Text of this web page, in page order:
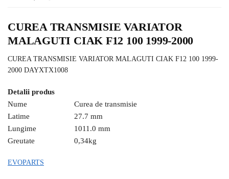
CUREA TRANSMISIE VARIATOR
MALAGUTI CIAK F12 100 1999-2000
CUREA TRANSMISIE VARIATOR MALAGUTI CIAK F12 100 1999-
2000 DAYXTX1008
Detalii produs
Nume
Curea de transmisie
Latime
27.7 mm
Lungime
1011.0 mm
Greutate
0,34kg
EVOPARTS